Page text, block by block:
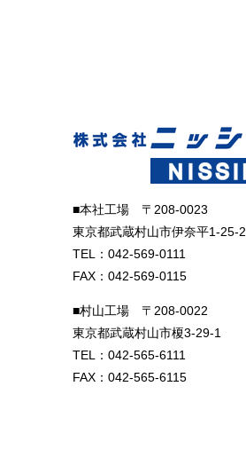
■本社工場 〒208-0023
東京都武蔵村山市伊奈平1-25-2
TEL：042-569-0111
FAX：042-569-0115
■村山工場 〒208-0022
東京都武蔵村山市榎3-29-1
TEL：042-565-6111
FAX：042-565-6115